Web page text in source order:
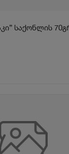
ვერმიშელი ”დოშირაკი”